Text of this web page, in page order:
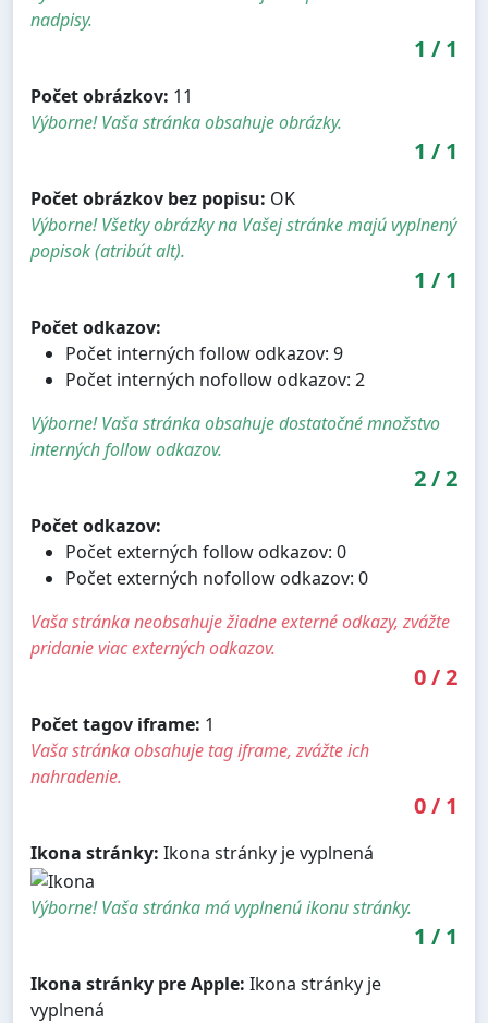
nadpisy.
1 / 1
Počet obrázkov: 11
Výborne! Vaša stránka obsahuje obrázky.
1 / 1
Počet obrázkov bez popisu: OK
Výborne! Všetky obrázky na Vašej stránke majú vyplnený
popisok (atribút alt).
1 / 1
Počet odkazov:
Počet interných follow odkazov: 9
Počet interných nofollow odkazov: 2
Výborne! Vaša stránka obsahuje dostatočné množstvo
interných follow odkazov.
2/2
Počet odkazov:
Počet externých follow odkazov: 0
Počet externých nofollow odkazov: 0
Vaša stránka neobsahuje žiadne externé odkazy, zvážte
pridanie viac externých odkazov.
0/2
Počet tagov iframe: 1
Vaša stránka obsahuje tag iframe, zvážte ich
nahradenie.
0/ 1
Ikona stránky: Ikona stránky je vyplnená
Výborne! Vaša stránka má vyplnenú ikonu stránky.
1 / 1
Ikona stránky pre Apple: Ikona stránky je
vyplnená